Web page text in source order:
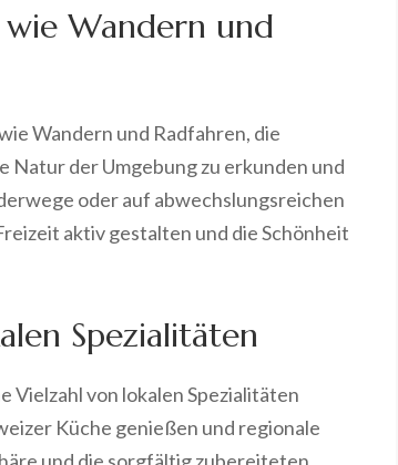
Wandern und
Wandern und Radfahren, die
Natur der Umgebung zu erkunden und
oder auf abwechslungsreichen
aktiv gestalten und die Schönheit
Spezialitäten
Vielzahl von lokalen Spezialitäten
Küche genießen und regionale